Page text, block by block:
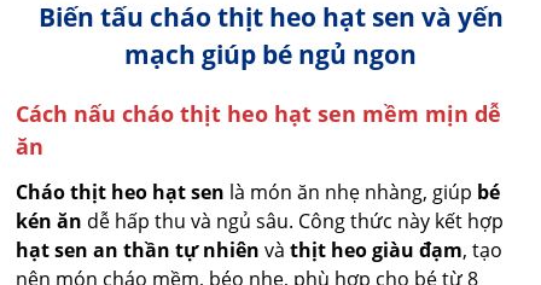
Biến tấu cháo thịt heo hạt sen và yến
mạch giúp bé ngủ ngon
Cách nấu cháo thịt heo hạt sen mềm mịn dễ
ăn
Cháo thịt heo hạt sen là món ăn nhẹ nhàng, giúp bé
kén ăn dễ hấp thu và ngủ sâu. Công thức này kết hợp
hạt sen an thần tự nhiên vàthịt heo giàu đạm, tạo
nên món cháo mềm, béo nhẹ, phù hợp cho bé từ 8